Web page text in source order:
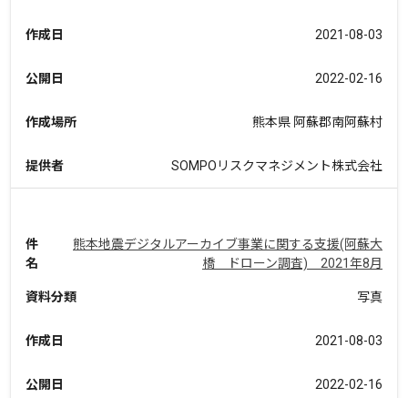
作成日 2021-08-03
公開日 2022-02-16
作成場所 熊本県 阿蘇郡南阿蘇村
提供者 SOMPOリスクマネジメント株式会社
件
名
熊本地震デジタルアーカイブ事業に関する支援(阿蘇大
橋 ドローン調査) 2021年8月
資料分類 写真
作成日 2021-08-03
公開日 2022-02-16